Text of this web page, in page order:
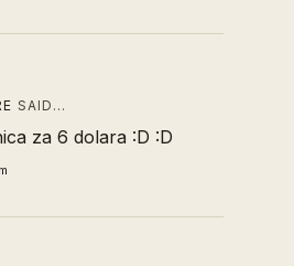
SAID…
za 6 dolara :D :D